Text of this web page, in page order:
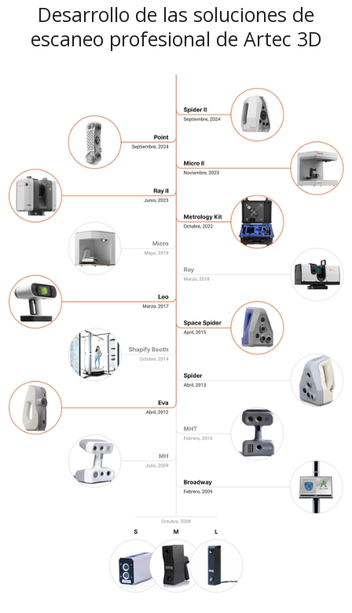
Desarrollo de las soluciones de
escaneo profesional de Artec 3D